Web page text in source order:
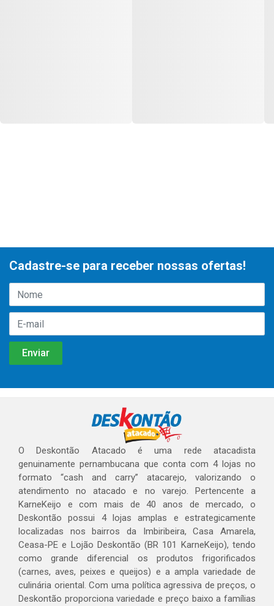
Cadastre-se para receber nossas ofertas!
O Deskontão Atacado é uma rede atacadista
genuinamente pernambucana que conta com 4 lojas no
formato “cash and carry” atacarejo, valorizando o
atendimento no atacado e no varejo. Pertencente a
KarneKeijo e com mais de 40 anos de mercado, o
Deskontão possui 4 lojas amplas e estrategicamente
localizadas nos bairros da Imbiribeira, Casa Amarela,
Ceasa-PE e Lojão Deskontão (BR 101 KarneKeijo), tendo
como grande diferencial os produtos frigorificados
(carnes, aves, peixes e queijos) e a ampla variedade de
culinária oriental. Com uma política agressiva de preços, o
Deskontão proporciona variedade e preço baixo a famílias